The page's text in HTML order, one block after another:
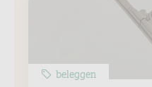
beleggen